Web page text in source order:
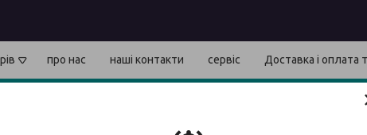
про нас наші контакти сервіс Доставка і оплата
по довжині